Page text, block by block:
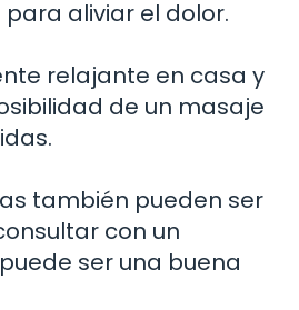
aliviar el dolor.
relajante en casa y
de un masaje
también pueden ser
con un
ser una buena